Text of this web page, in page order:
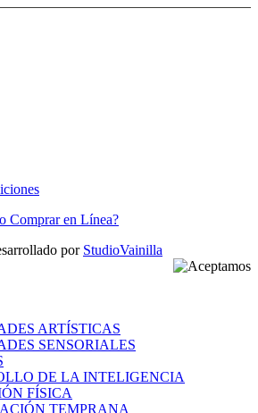
Comprar en Línea?
por StudioVainilla
ARTÍSTICAS
SENSORIALES
DE LA INTELIGENCIA
FÍSICA
TEMPRANA